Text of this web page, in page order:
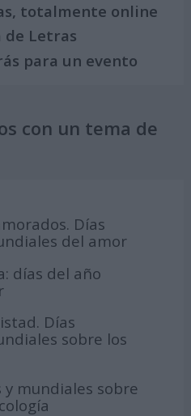
totalmente online
de Letras
para un evento
con un tema de
Días
del amor
días del año
Días
sobre los
mundiales sobre